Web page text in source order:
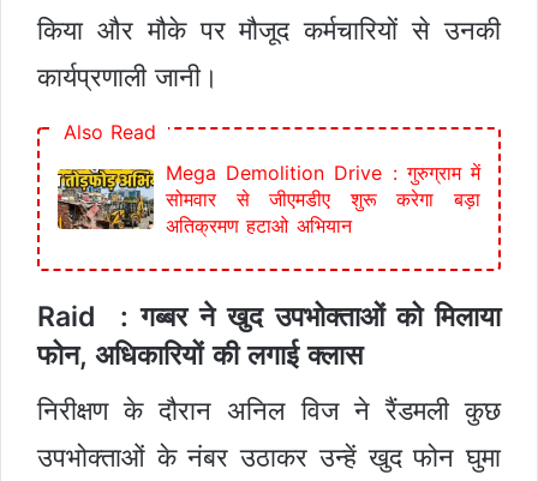
किया और मौके पर मौजूद कर्मचारियों से उनकी
कार्यप्रणाली जानी।
Also Read
Mega Demolition Drive : गुरुग्राम में
सोमवार से जीएमडीए शुरू करेगा बड़ा
अतिक्रमण हटाओ अभियान
Raid : गब्बर ने खुद उपभोक्ताओं को मिलाया
फोन, अधिकारियों की लगाई क्लास
निरीक्षण के दौरान अनिल विज ने रैंडमली कुछ
उपभोक्ताओं के नंबर उठाकर उन्हें खुद फोन घुमा